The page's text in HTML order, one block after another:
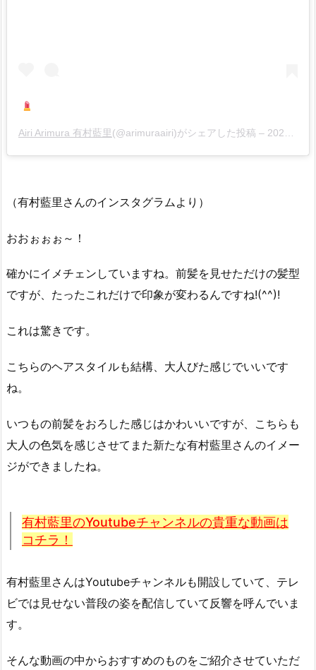
Airi Arimura 有村藍里(@arimuraairi)がシェアした投稿 – 2020年 5月月15日午前6時10分PDT
（有村藍里さんのインスタグラムより）
おおぉぉぉ～！
確かにイメチェンしていますね。前髪を見せただけの髪型
ですが、たったこれだけで印象が変わるんですね!(^^)!
これは驚きです。
こちらのヘアスタイルも結構、大人びた感じでいいです
ね。
いつもの前髪をおろした感じはかわいいですが、こちらも
大人の色気を感じさせてまた新たな有村藍里さんのイメー
ジができましたね。
有村藍里のYoutubeチャンネルの貴重な動画は
コチラ！
有村藍里さんはYoutubeチャンネルも開設していて、テレ
ビでは見せない普段の姿を配信していて反響を呼んでいま
す。
そんな動画の中からおすすめのものをご紹介させていただ